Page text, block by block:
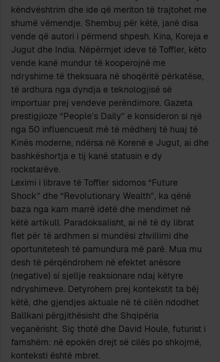
këndvështrim dhe ide që meriton të trajtohet me
shumë vëmendje. Shembuj për këtë, janë disa
vende që autori i përmend shpesh. Kina, Koreja e
Jugut dhe India. Nëpërmjet ideve të Toffler, këto
vende kanë mundur të kooperojnë me
ndryshime të theksuara në shoqëritë përkatëse,
të ardhura nga dyndja e teknologjisë së
importuar prej vendeve perëndimore. Gazeta
prestigjioze “People’s Daily” e konsideron si një
nga 50 influencuesit më të mëdhenj të huaj të
Kinës moderne, ndërsa në Korenë e Jugut, ai dhe
bashkëshortja e tij kanë statusin e dy
rockstarëve.
Leximi i librave të Toffler sidomos “Future
Shock” dhe “Revolutionary Wealth”, ka qënë
baza nga kam marrë idetë dhe mendimet në
këtë artikull. Paradoksalisht, ai në të dy librat
flet për të ardhmen si mundësi zhvillimi dhe
oportunitetesh të pamundura më parë. Mua mu
desh të përqëndrohem në efektet anësore
(negative) si sjellje reaksionare ndaj këtyre
ndryshimeve. Detyrohem prej kontekstit ta bëj
këtë, dhe gjendjes aktuale në të cilën ndodhet
Ballkani përgjithësisht dhe Shqipëria
veçanërisht. Siç thotë dhe David Houle, futurist i
famshëm: në epokën drejt së cilës po shkojmë,
konteksti është mbret.